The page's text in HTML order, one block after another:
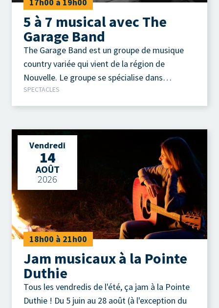
17h00 à 19h00
5 à 7 musical avec The
Garage Band
The Garage Band est un groupe de musique
country variée qui vient de la région de
Nouvelle. Le groupe se spécialise dans
l’animation d’événements de toutes sortes,
offrant des performances dynamiques
comprend des classiques du country, du genre
Brooks & Dunn, Buck Own, Alabama, Johnny
Cash et aussi quelques Salebarbes, etc. Ce qui
leur permet de créer une ambiance festive et
engageante lors de leurs prestations. Jeudi 13
août 2026 Parc de la Pointe-Taylor
SPECTACLES
Vendredi
14
AOÛT
2026
18h00 à 21h00
Jam musicaux à la Pointe
Duthie
Tous les vendredis de l'été, ça jam à la Pointe
Duthie ! Du 5 juin au 28 août (à l'exception du